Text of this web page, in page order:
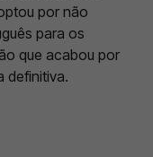
por não
para os
que acabou por
definitiva.